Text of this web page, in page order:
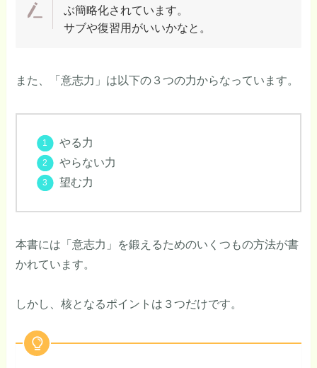
ぶ簡略化されています。
サブや復習用がいいかなと。
また、「意志力」は以下の３つの力からなっています。
やる力
やらない力
望む力
本書には「意志力」を鍛えるためのいくつもの方法が書
かれています。
しかし、核となるポイントは３つだけです。